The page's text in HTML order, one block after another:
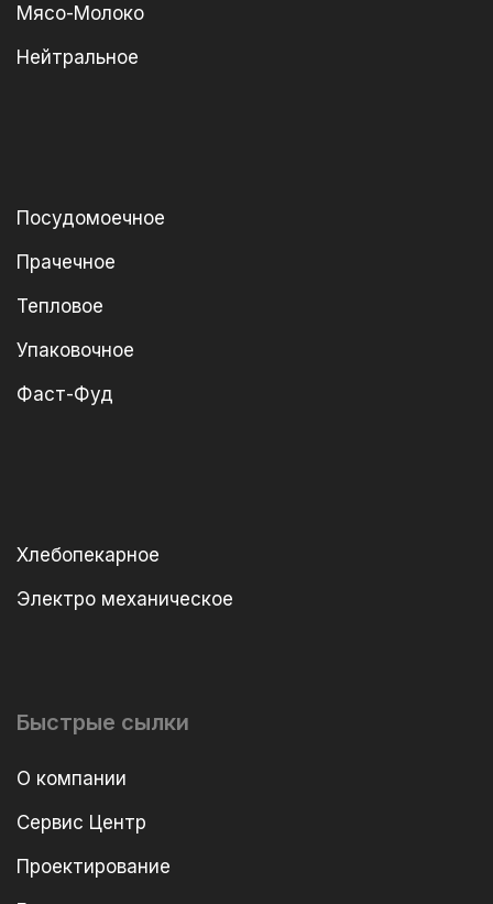
Мясо-Молоко
Нейтральное
Посудомоечное
Прачечное
Тепловое
Упаковочное
Фаст-Фуд
Хлебопекарное
Электро механическое
Быстрые сылки
О компании
Сервис Центр
Проектирование